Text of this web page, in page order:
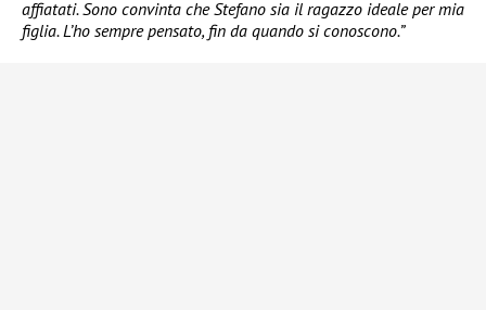
affiatati. Sono convinta che Stefano sia il ragazzo ideale per mia
figlia. L’ho sempre pensato, fin da quando si conoscono.”